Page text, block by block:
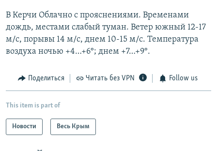
В Керчи Облачно с прояснениями. Временами
дождь, местами слабый туман. Ветер южный 12-17
м/с, порывы 14 м/с, днем 10-15 м/с. Температура
воздуха ночью +4…+6°; днем +7…+9°.
Поделиться Читать без VPN Follow us
This item is part of
Новости Весь Крым